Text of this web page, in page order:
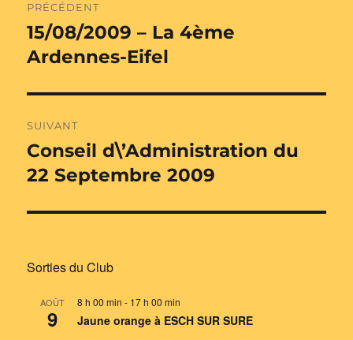
de
l’article
PRÉCÉDENT
Publication
précédente :
15/08/2009 – La 4ème
Ardennes-Eifel
SUIVANT
Publication
suivante :
Conseil d\’Administration du
22 Septembre 2009
Sorties du Club
AOÛT
9
8 h 00 min - 17 h 00 min
Jaune orange à ESCH SUR SURE